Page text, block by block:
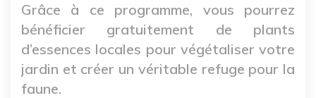
Grâce à ce programme, vous pourrez
bénéficier gratuitement de plants
d’essences locales pour végétaliser votre
jardin et créer un véritable refuge pour la
faune.